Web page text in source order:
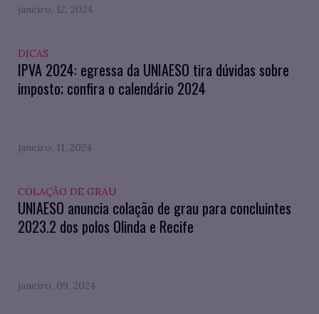
janeiro. 12, 2024
DICAS
IPVA 2024: egressa da UNIAESO tira dúvidas sobre
imposto; confira o calendário 2024
janeiro. 11, 2024
COLAÇÃO DE GRAU
UNIAESO anuncia colação de grau para concluintes
2023.2 dos polos Olinda e Recife
janeiro. 09, 2024